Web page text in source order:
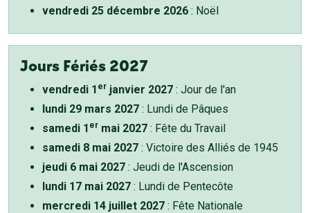
vendredi 25 décembre 2026 : Noël
Jours Fériés 2027
vendredi 1 er janvier 2027 : Jour de l'an
lundi 29 mars 2027 : Lundi de Pâques
samedi 1 er mai 2027 : Fête du Travail
samedi 8 mai 2027 : Victoire des Alliés de 1945
jeudi 6 mai 2027 : Jeudi de l'Ascension
lundi 17 mai 2027 : Lundi de Pentecôte
mercredi 14 juillet 2027 : Fête Nationale